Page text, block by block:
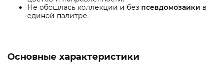
Не обошлась коллекции и без псевдомозаики в
единой палитре.
Основные характеристики